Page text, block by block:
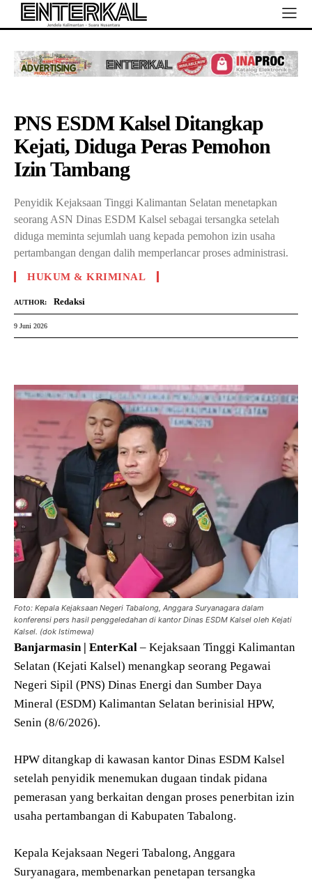
PNS ESDM Kalsel Ditangkap
Kejati, Diduga Peras Pemohon
Izin Tambang
Penyidik Kejaksaan Tinggi Kalimantan Selatan menetapkan
seorang ASN Dinas ESDM Kalsel sebagai tersangka setelah
diduga meminta sejumlah uang kepada pemohon izin usaha
pertambangan dengan dalih memperlancar proses administrasi.
HUKUM & KRIMINAL
AUTHOR: Redaksi
9 Juni 2026
Foto: Kepala Kejaksaan Negeri Tabalong, Anggara Suryanagara dalam
konferensi pers hasil penggeledahan di kantor Dinas ESDM Kalsel oleh Kejati
Kalsel. (dok Istimewa)
Banjarmasin | EnterKal – Kejaksaan Tinggi Kalimantan
Selatan (Kejati Kalsel) menangkap seorang Pegawai
Negeri Sipil (PNS) Dinas Energi dan Sumber Daya
Mineral (ESDM) Kalimantan Selatan berinisial HPW,
Senin (8/6/2026).
HPW ditangkap di kawasan kantor Dinas ESDM Kalsel
setelah penyidik menemukan dugaan tindak pidana
pemerasan yang berkaitan dengan proses penerbitan izin
usaha pertambangan di Kabupaten Tabalong.
Kepala Kejaksaan Negeri Tabalong, Anggara
Suryanagara, membenarkan penetapan tersangka